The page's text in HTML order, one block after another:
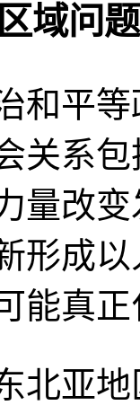
域问题
和平
关系
量改
形成
能真
北亚